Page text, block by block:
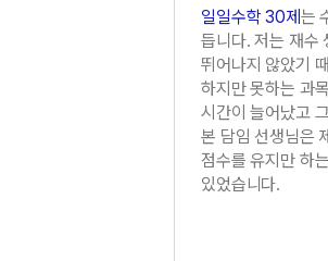
일일수학 30제는
듭니다. 저는 재수
뛰어나지 않았기
하지만 못하는 과
시간이 늘어났고
본 담임 선생님은
점수를 유지만 하
있었습니다.